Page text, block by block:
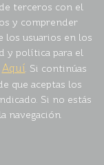
terceros con el
y comprender
los usuarios en los
y política para el
Aquí. Si continúas
que aceptas los
Si no estás
navegación.